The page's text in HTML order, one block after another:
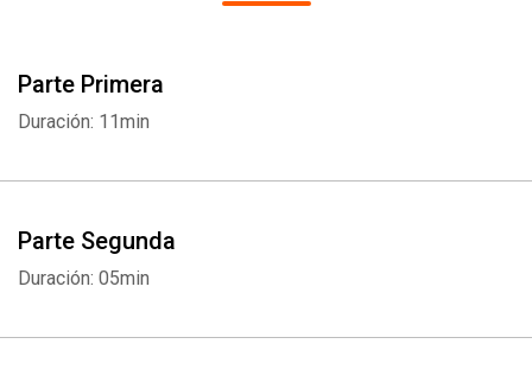
música fue compuesta especialmente para Géminis por Claudio
Guzmán. De ella emana una creación armónica y dinámica que
Parte Primera
Duración: 11min
Parte Segunda
Duración: 05min